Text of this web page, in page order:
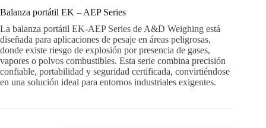
Balanza portátil EK – AEP Series
La balanza portátil EK-AEP Series de A&D Weighing está
diseñada para aplicaciones de pesaje en áreas peligrosas,
donde existe riesgo de explosión por presencia de gases,
vapores o polvos combustibles. Esta serie combina precisión
confiable, portabilidad y seguridad certificada, convirtiéndose
en una solución ideal para entornos industriales exigentes.